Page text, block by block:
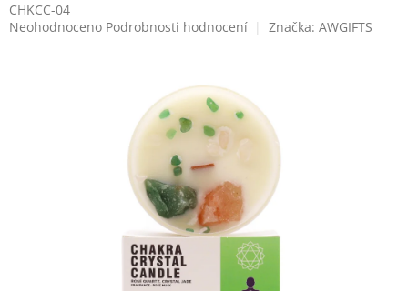
CHKCC-04
Průměrné
Neohodnoceno Podrobnosti hodnocení Značka: AWGIFTS